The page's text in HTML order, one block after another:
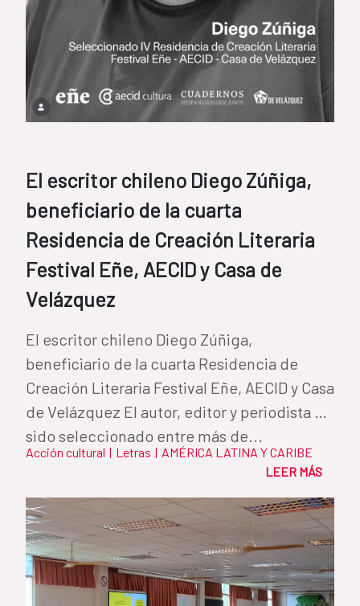
El escritor chileno Diego Zúñiga,
beneficiario de la cuarta
Residencia de Creación Literaria
Festival Eñe, AECID y Casa de
Velázquez
El escritor chileno Diego Zúñiga,
beneficiario de la cuarta Residencia de
Creación Literaria Festival Eñe, AECID y Casa
de Velázquez El autor, editor y periodista ha
sido seleccionado entre más de...
Acción cultural | Letras | AMÉRICA LATINA Y CARIBE
LEER MÁS